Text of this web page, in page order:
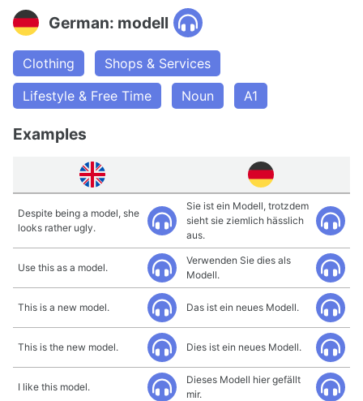
German: modell
Clothing
Shops & Services
Lifestyle & Free Time
Noun A1
Examples
Despite being a model, she
looks rather ugly.
Sie ist ein Modell, trotzdem
sieht sie ziemlich hässlich
aus.
Use this as a model.
Verwenden Sie dies als
Modell.
This is a new model. Das ist ein neues Modell.
This is the new model. Dies ist ein neues Modell.
I like this model.
Dieses Modell hier gefällt
mir.